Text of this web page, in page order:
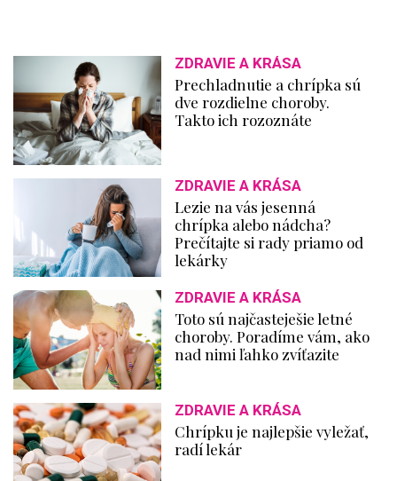
ZDRAVIE A KRÁSA
Prechladnutie a chrípka sú
dve rozdielne choroby.
Takto ich rozoznáte
ZDRAVIE A KRÁSA
Lezie na vás jesenná
chrípka alebo nádcha?
Prečítajte si rady priamo od
lekárky
ZDRAVIE A KRÁSA
Toto sú najčasteješie letné
choroby. Poradíme vám, ako
nad nimi ľahko zvíťazite
ZDRAVIE A KRÁSA
Chrípku je najlepšie vyležať,
radí lekár